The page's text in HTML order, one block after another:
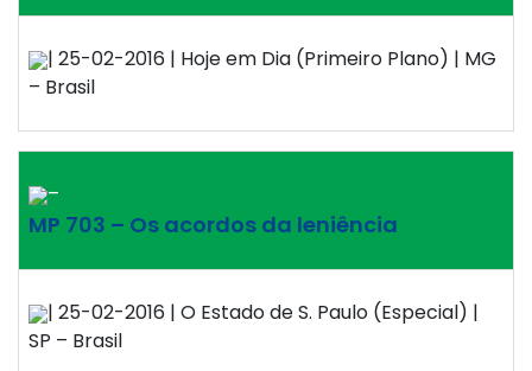
| 25-02-2016 | Hoje em Dia (Primeiro Plano) | MG
– Brasil
–
MP 703 – Os acordos da leniência
| 25-02-2016 | O Estado de S. Paulo (Especial) |
SP – Brasil